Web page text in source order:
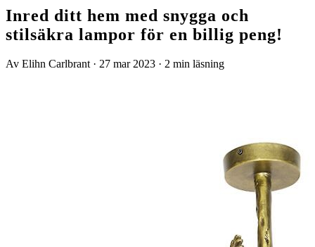
Inred ditt hem med snygga och
stilsäkra lampor för en billig peng!
Av Elihn Carlbrant · 27 mar 2023 · 2 min läsning